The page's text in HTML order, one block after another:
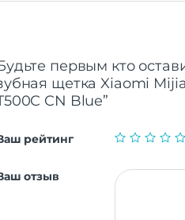
первым кто
щетка Xiaomi
CN Blue”
рейтинг
отзыв